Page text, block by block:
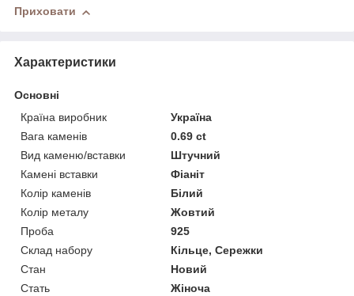
Приховати
Характеристики
Основні
Країна виробник
Україна
Вага каменів
0.69 ct
Вид каменю/вставки
Штучний
Камені вставки
Фіаніт
Колір каменів
Білий
Колір металу
Жовтий
Проба
925
Склад набору
Кільце, Сережки
Стан
Новий
Стать
Жіноча